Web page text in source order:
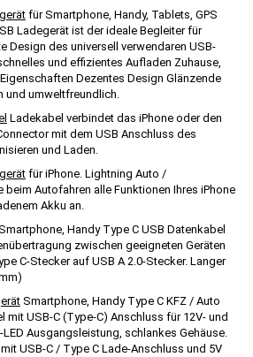
für Smartphone, Handy, Tablets, GPS
Ladegerät ist der ideale Begleiter für
Design des universell verwendaren USB-
und effizientes Aufladen Zuhause,
Dezentes Design Glänzende
und umweltfreundlich.
Ladekabel verbindet das iPhone oder den
mit dem USB Anschluss des
und Laden.
für iPhone. Lightning Auto /
Autofahren alle Funktionen Ihres iPhone
Akku an.
Handy Type C USB Datenkabel
zwischen geeigneten Geräten
C-Stecker auf USB A 2.0-Stecker. Langer
Smartphone, Handy Type C KFZ / Auto
mit USB-C (Type-C) Anschluss für 12V- und
Ausgangsleistung, schlankes Gehäuse.
USB-C / Type C Lade-Anschluss und 5V